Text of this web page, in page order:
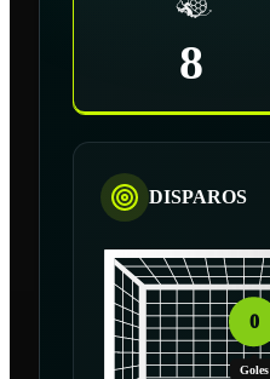
8
DISPAROS
0
Goles